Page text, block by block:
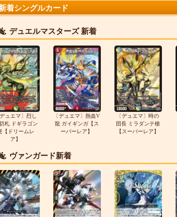
着シングルカード
デュエルマスターズ 新着
ュエマ〕烈し
札 ドギラゴン
【ドリームレ
ア】
〔デュエマ〕熱血V
龍 ガイギンガ【ス
ーパーレア】
〔デュエマ〕時の
団長 ミラダンテ槍
【スーパーレア】
ヴァンガード新着